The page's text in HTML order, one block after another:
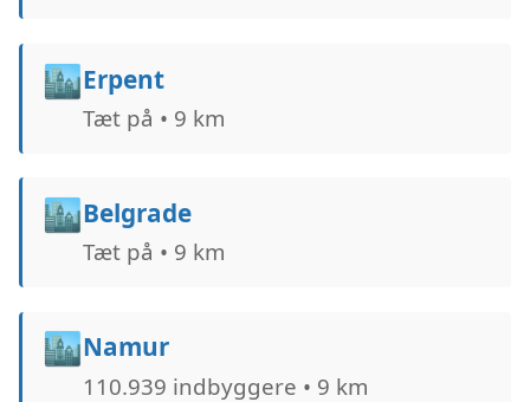
🏙️Erpent
Tæt på • 9 km
🏙️Belgrade
Tæt på • 9 km
🏙️Namur
110.939 indbyggere • 9 km